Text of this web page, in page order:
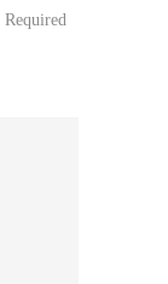
Required